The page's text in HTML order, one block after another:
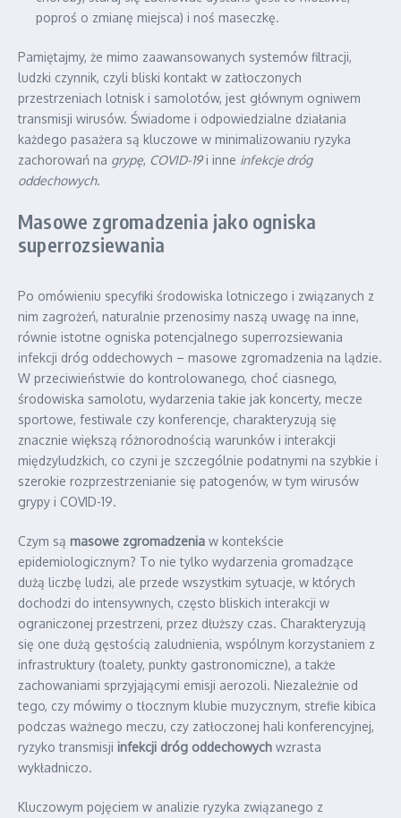
poproś o zmianę miejsca) i noś maseczkę.
Pamiętajmy, że mimo zaawansowanych systemów filtracji,
ludzki czynnik, czyli bliski kontakt w zatłoczonych
przestrzeniach lotnisk i samolotów, jest głównym ogniwem
transmisji wirusów. Świadome i odpowiedzialne działania
każdego pasażera są kluczowe w minimalizowaniu ryzyka
zachorowań na grypę, COVID-19i inne infekcje dróg
oddechowych.
Masowe zgromadzenia jako ogniska
superrozsiewania
Po omówieniu specyfiki środowiska lotniczego i związanych z
nim zagrożeń, naturalnie przenosimy naszą uwagę na inne,
równie istotne ogniska potencjalnego superrozsiewania
infekcji dróg oddechowych – masowe zgromadzenia na lądzie.
W przeciwieństwie do kontrolowanego, choć ciasnego,
środowiska samolotu, wydarzenia takie jak koncerty, mecze
sportowe, festiwale czy konferencje, charakteryzują się
znacznie większą różnorodnością warunków i interakcji
międzyludzkich, co czyni je szczególnie podatnymi na szybkie i
szerokie rozprzestrzenianie się patogenów, w tym wirusów
grypy i COVID-19.
Czym są masowe zgromadzenia w kontekście
epidemiologicznym? To nie tylko wydarzenia gromadzące
dużą liczbę ludzi, ale przede wszystkim sytuacje, w których
dochodzi do intensywnych, często bliskich interakcji w
ograniczonej przestrzeni, przez dłuższy czas. Charakteryzują
się one dużą gęstością zaludnienia, wspólnym korzystaniem z
infrastruktury (toalety, punkty gastronomiczne), a także
zachowaniami sprzyjającymi emisji aerozoli. Niezależnie od
tego, czy mówimy o tłocznym klubie muzycznym, strefie kibica
podczas ważnego meczu, czy zatłoczonej hali konferencyjnej,
ryzyko transmisji infekcji dróg oddechowych wzrasta
wykładniczo.
Kluczowym pojęciem w analizie ryzyka związanego z